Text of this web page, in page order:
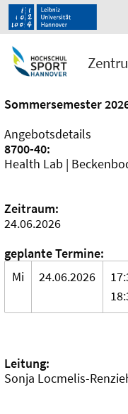
Sommersemester
Angebotsdetails
8700-40:
Health Lab |
Zeitraum:
24.06.2026
geplante Termine:
Mi
24.06.2026
Leitung:
Sonja Locmelis-